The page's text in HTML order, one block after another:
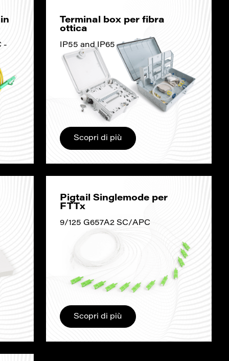
-
Terminal box per fibra
ottica
IP55 and IP65
Scopri di più
Pigtail Singlemode per
FTTx
9/125 G657A2 SC/APC
Scopri di più